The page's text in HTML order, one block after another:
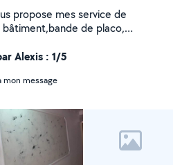
propose mes service de
de placo,
de la mécanique n'hésitez
plus de question
Alexis : 1/5
mon message